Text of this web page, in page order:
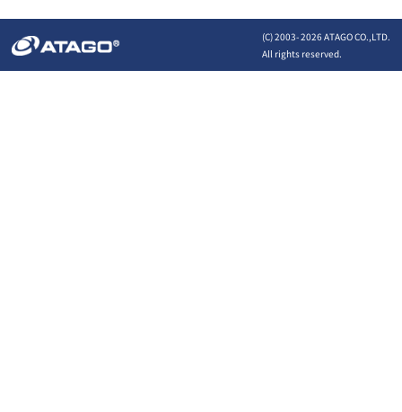
(C) 2003-2026 ATAGO CO.,LTD.
All rights reserved.